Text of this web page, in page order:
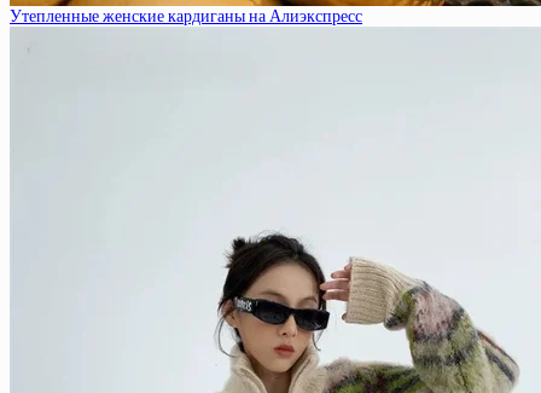
Утепленные женские кардиганы на Алиэкспресс